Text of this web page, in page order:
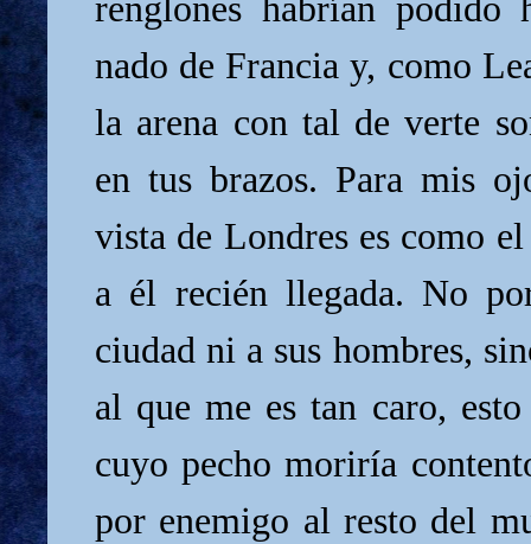
renglones habrían podido
nado de Francia y, como
la arena con tal de verte
en tus brazos. Para mis
vista de Londres es como
a él recién llegada. No
ciudad ni a sus hombres,
al que me es tan caro,
cuyo pecho moriría
por enemigo al resto del